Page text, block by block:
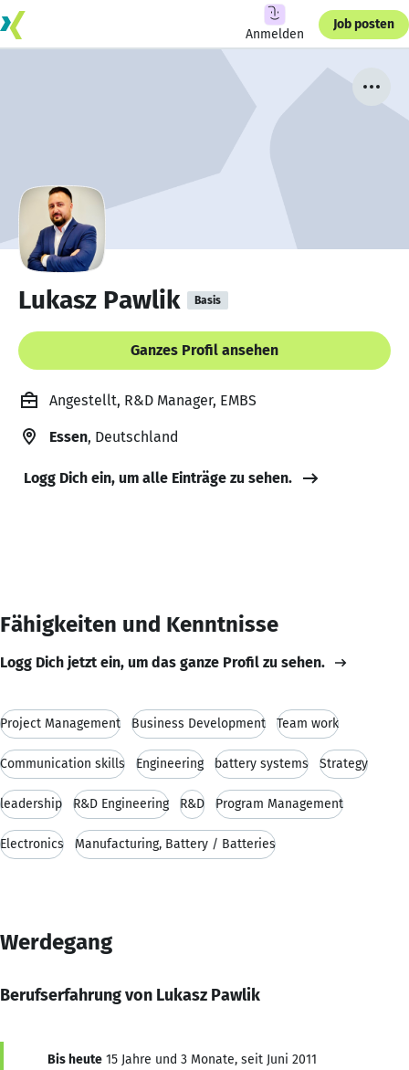
Anmelden
Job posten
Lukasz Pawlik Basis
Ganzes Profil ansehen
Angestellt, R&D Manager, EMBS
Essen, Deutschland
Logg Dich ein, um alle Einträge zu sehen.
Fähigkeiten und Kenntnisse
Logg Dich jetzt ein, um das ganze Profil zu sehen.
Project Management Business Development Team work
Communication skills Engineering battery systems Strategy
leadership R&D Engineering R&D Program Management
Electronics Manufacturing, Battery / Batteries
Werdegang
Berufserfahrung von Lukasz Pawlik
Bis heute 15 Jahre und 3 Monate, seit Juni 2011